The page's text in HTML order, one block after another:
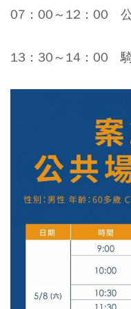
07：00～12：00
13：30～14：00